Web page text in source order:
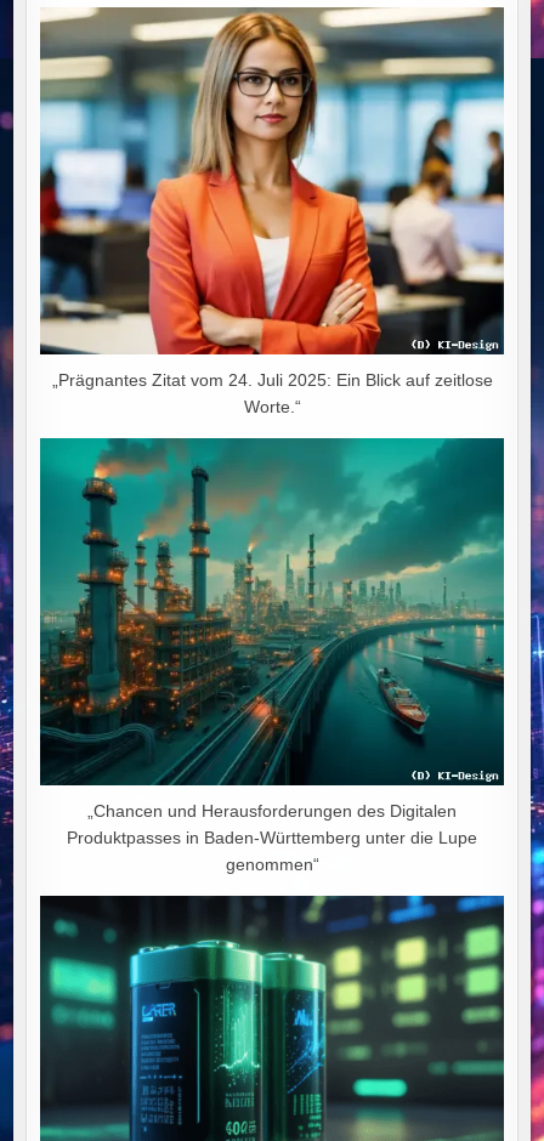
„Prägnantes Zitat vom 24. Juli 2025: Ein Blick auf zeitlose
Worte.“
„Chancen und Herausforderungen des Digitalen
Produktpasses in Baden-Württemberg unter die Lupe
genommen“